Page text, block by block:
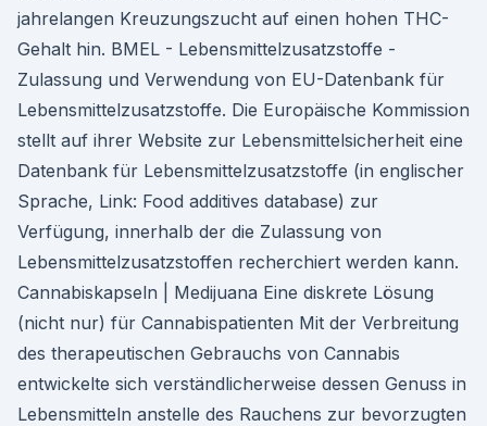
jahrelangen Kreuzungszucht auf einen hohen THC-
Gehalt hin. BMEL - Lebensmittelzusatzstoffe -
Zulassung und Verwendung von EU-Datenbank für
Lebensmittelzusatzstoffe. Die Europäische Kommission
stellt auf ihrer Website zur Lebensmittelsicherheit eine
Datenbank für Lebensmittelzusatzstoffe (in englischer
Sprache, Link: Food additives database) zur
Verfügung, innerhalb der die Zulassung von
Lebensmittelzusatzstoffen recherchiert werden kann.
Cannabiskapseln | Medijuana Eine diskrete Lösung
(nicht nur) für Cannabispatienten Mit der Verbreitung
des therapeutischen Gebrauchs von Cannabis
entwickelte sich verständlicherweise dessen Genuss in
Lebensmitteln anstelle des Rauchens zur bevorzugten